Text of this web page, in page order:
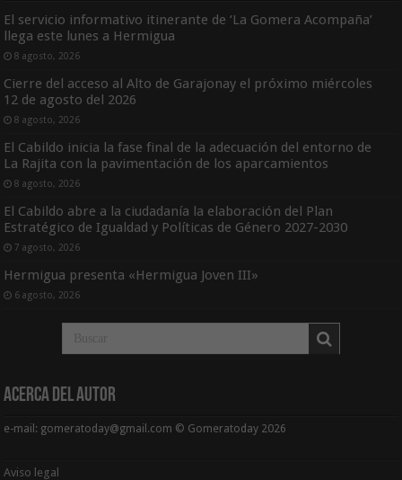
El servicio informativo itinerante de ‘La Gomera Acompaña’
llega este lunes a Hermigua
8 agosto, 2026
Cierre del acceso al Alto de Garajonay el próximo miércoles
12 de agosto del 2026
8 agosto, 2026
El Cabildo inicia la fase final de la adecuación del entorno de
La Rajita con la pavimentación de los aparcamientos
8 agosto, 2026
El Cabildo abre a la ciudadanía la elaboración del Plan
Estratégico de Igualdad y Políticas de Género 2027-2030
7 agosto, 2026
Hermigua presenta «Hermigua Joven III»
6 agosto, 2026
Acerca del Autor
e-mail: gomeratoday@gmail.com © Gomeratoday 2026
Aviso legal